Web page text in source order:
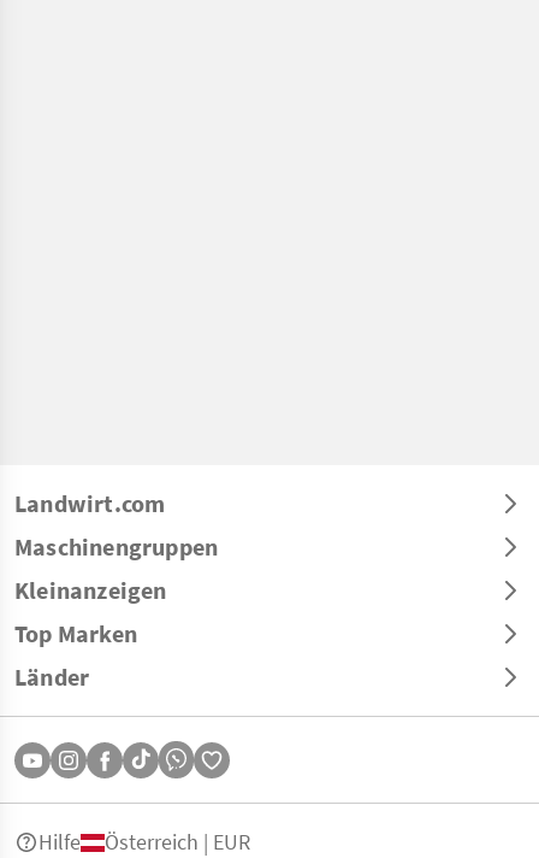
Landwirt.com
Maschinengruppen
Kleinanzeigen
Top Marken
Länder
Hilfe Österreich | EUR